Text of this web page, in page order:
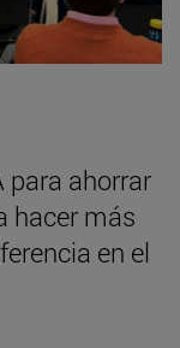
para ahorrar
hacer más
en el